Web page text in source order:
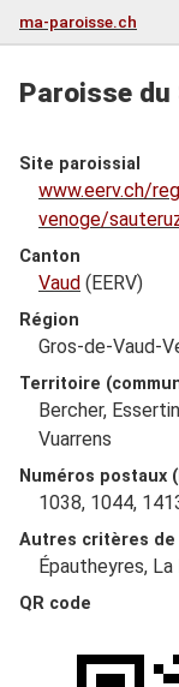
ma-paroisse.ch
Paroisse du
Site paroissial
www.eerv.ch/
venoge/
Canton
Vaud (EERV)
Région
Gros-de-Vaud-
Territoire
Bercher,
Vuarrens
Numéros postaux
1038, 1044,
Autres critères
Épautheyres,
QR code